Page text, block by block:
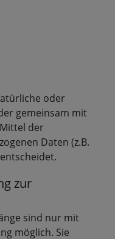
oder
gemeinsam mit
der
Daten (z.B.
zur
sind nur mit
möglich. Sie